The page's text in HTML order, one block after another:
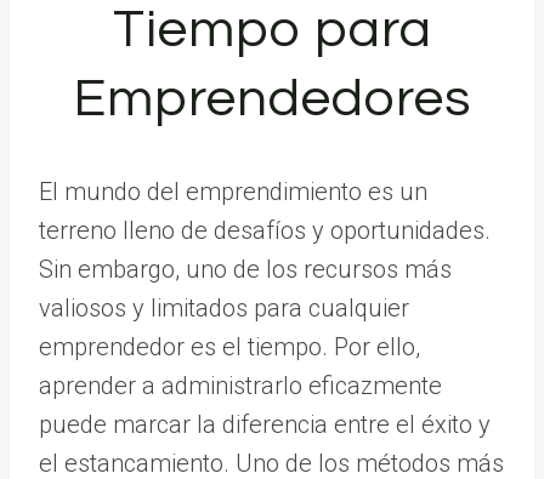
Tiempo para
Emprendedores
El mundo del emprendimiento es un
terreno lleno de desafíos y oportunidades.
Sin embargo, uno de los recursos más
valiosos y limitados para cualquier
emprendedor es el tiempo. Por ello,
aprender a administrarlo eficazmente
puede marcar la diferencia entre el éxito y
el estancamiento. Uno de los métodos más